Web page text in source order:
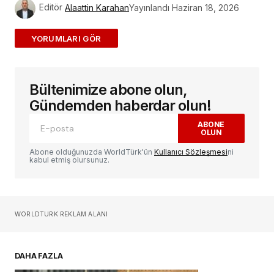
Editör Alaattin KarahanYayınlandı Haziran 18, 2026
ADD A COMMENT
E-posta adresiniz yayınlanmayacak.
alanlar*ile işaretlenmişlerdir
Yorum
Sizin adınız*
Bültenimize abone olun,
Gündemden haberdar olun!
ABONE
OLUN
Abone olduğunuzda WorldTürk'ün Kullanıcı Sözleşmesini
kabul etmiş olursunuz.
WORLDTURK REKLAM ALANI
DAHA FAZLA